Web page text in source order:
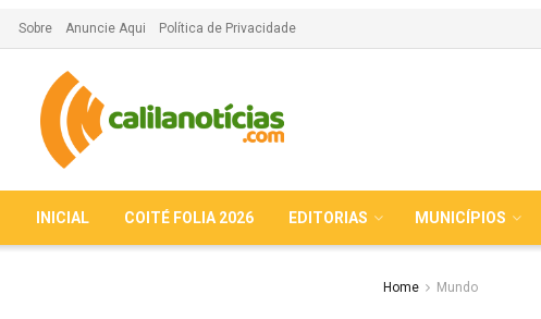
Sobre Anuncie Aqui Política de Privacidade
INICIAL COITÉ FOLIA 2026 EDITORIAS MUNICÍPIOS
Home Mundo